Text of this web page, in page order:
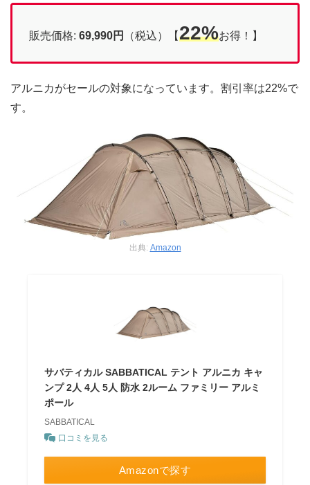
販売価格: 69,990円 （税込）【22%お得！】
アルニカがセールの対象になっています。割引率は22%で
す。
出典: Amazon
サバティカル SABBATICAL テント アルニカ キャ
ンプ 2人 4人 5人 防水 2ルーム ファミリー アルミ
ポール
SABBATICAL
口コミを見る
Amazonで探す